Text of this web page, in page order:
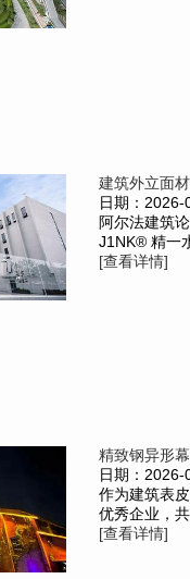
建筑外立面
日期：2026-
阿尔法建筑
J1NK® 精一
[查看详情]
精致钢异形
日期：2026-
作为建筑表
优秀企业，
[查看详情]